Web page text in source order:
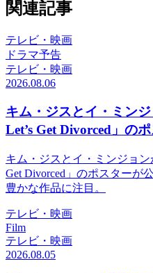
関連記事
テレビ・映画
ドラマ予告
テレビ・映画
2026.08.06
キム・ジスとイ・ミン
Let’s Get Divorced」の
キム・ジスとイ・ミンジョ
Get Divorced」のポスターが
豊かな作品に注目。
テレビ・映画
Film
テレビ・映画
2026.08.05